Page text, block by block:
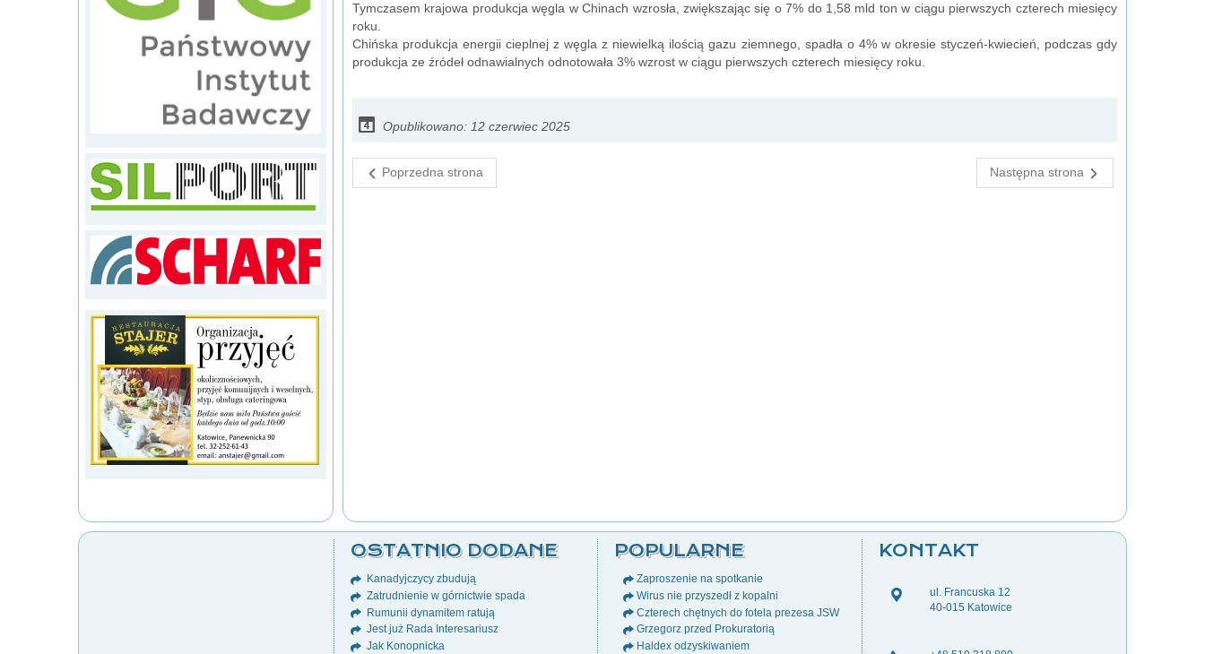
Tymczasem krajowa produkcja węgla w Chinach wzrosła, zwiększając się o 7% do 1,58 mld ton w ciągu pierwszych czterech miesięcy
roku.
Chińska produkcja energii cieplnej z węgla z niewielką ilością gazu ziemnego, spadła o 4% w okresie styczeń-kwiecień, podczas gdy
produkcja ze źródeł odnawialnych odnotowała 3% wzrost w ciągu pierwszych czterech miesięcy roku.
Opublikowano: 12 czerwiec 2025
Poprzedna strona Następna strona
OSTATNIO DODANE
Kanadyjczycy zbudują
Zatrudnienie w górnictwie spada
Rumunii dynamitem ratują
Jest już Rada Interesariusz
Jak Konopnicka
POPULARNE
Zaproszenie na spotkanie
Wirus nie przyszedł z kopalni
Czterech chętnych do fotela prezesa JSW
Grzegorz przed Prokuratorią
Haldex odzyskiwaniem
KONTAKT
ul. Francuska 12
40-015 Katowice